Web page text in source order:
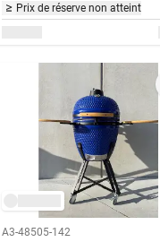
Prix de réserve non atteint
A3-48505-142